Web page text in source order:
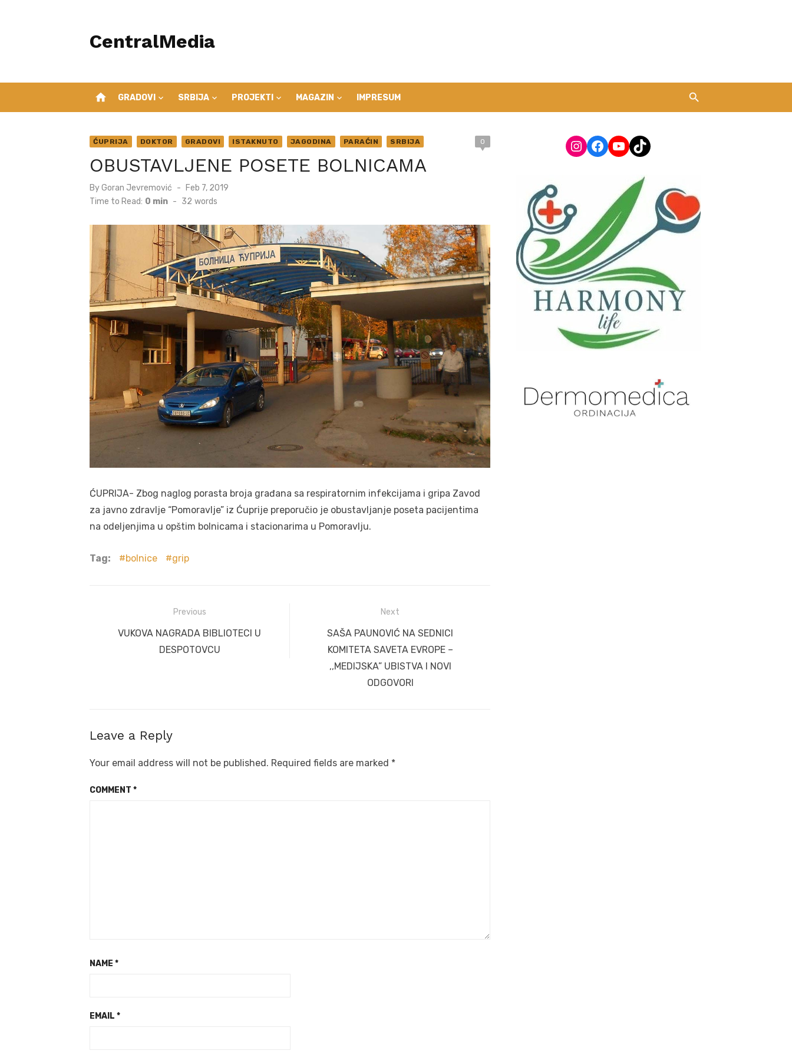
CentralMedia
home GRADOVI SRBIJA PROJEKTI MAGAZIN IMPRESUM
ĆUPRIJA DOKTOR GRADOVI ISTAKNUTO JAGODINA PARAĆIN SRBIJA 0
OBUSTAVLJENE POSETE BOLNICAMA
ByGoran Jevremović
Posted
on
Feb 7, 2019
Time to Read: 0 min - 32 words
ĆUPRIJA- Zbog naglog porasta broja građana sa respiratornim infekcijama i gripa Zavod
za javno zdravlje “Pomoravlje” iz Ćuprije preporučio je obustavljanje poseta pacijentima
na odeljenjima u opštim bolnicama i stacionarima u Pomoravlju.
Tag: bolnice grip
navigation
Previous
Previous
VUKOVA NAGRADA BIBLIOTECI U
DESPOTOVCU
Next
Next
post:
SAŠA PAUNOVIĆ NA SEDNICI
KOMITETA SAVETA EVROPE –
,,MEDIJSKA” UBISTVA I NOVI
ODGOVORI
Leave a Reply
Your email address will not be published. Required fields are marked *
COMMENT *
NAME *
EMAIL *
Instagram
Facebook
YouTube
TikTok